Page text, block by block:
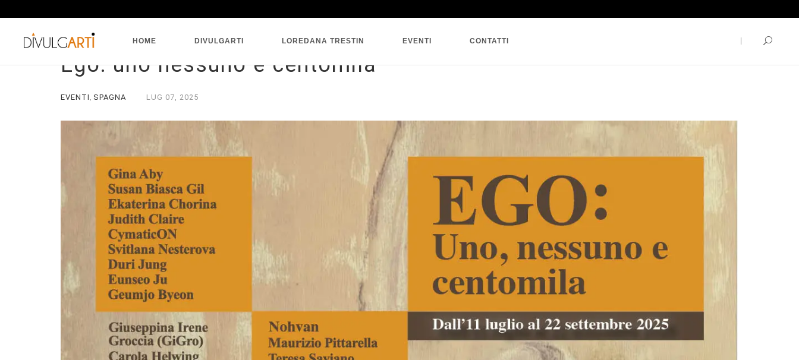
HOME DIVULGARTI LOREDANA TRESTIN EVENTI CONTATTI
SINGLE BLOG
Ego: uno nessuno e centomila
EVENTI , SPAGNA LUG 07, 2025